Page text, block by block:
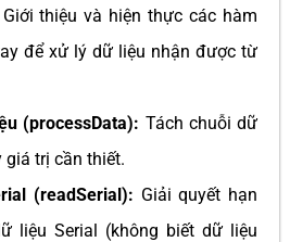
Giới thiệu và hiện thực các hàm
để xử lý dữ liệu nhận được từ
(processData): Tách chuỗi dữ
giá trị cần thiết.
(readSerial): Giải quyết hạn
liệu Serial (không biết dữ liệu